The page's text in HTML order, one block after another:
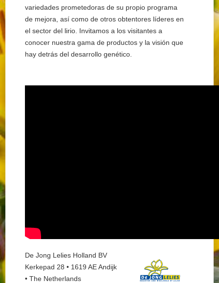
variedades prometedoras de su propio programa
de mejora, así como de otros obtentores líderes en
el sector del lirio. Invitamos a los visitantes a
conocer nuestra gama de productos y la visión que
hay detrás del desarrollo genético.
De Jong Lelies Holland BV
Kerkepad 28 • 1619 AE Andijk
• The Netherlands